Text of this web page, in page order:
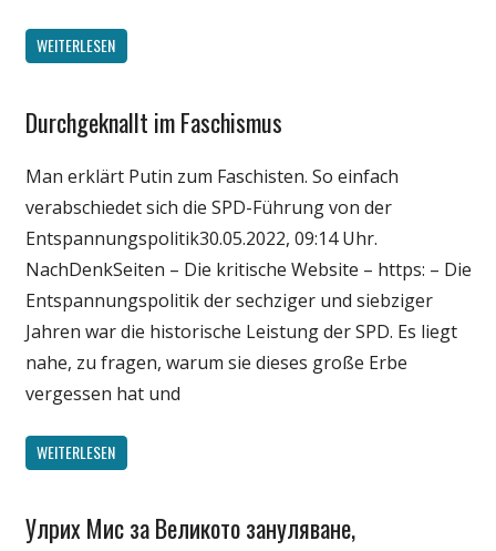
WEITERLESEN
Gesellschaft
Politik
Wirtschaft
Wissenschaft
Durchgeknallt im Faschismus
Man erklärt Putin zum Faschisten. So einfach
verabschiedet sich die SPD-Führung von der
Entspannungspolitik30.05.2022, 09:14 Uhr.
NachDenkSeiten – Die kritische Website – https: – Die
Entspannungspolitik der sechziger und siebziger
Jahren war die historische Leistung der SPD. Es liegt
nahe, zu fragen, warum sie dieses große Erbe
vergessen hat und
WEITERLESEN
Gesellschaft
Улрих Мис за Великото зануляване,